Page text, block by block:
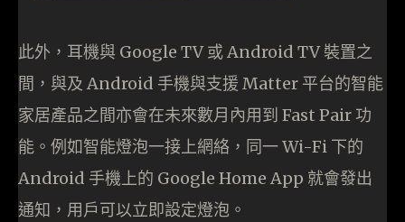
此外，耳機與 Google TV 或 Android TV 裝置之
間，與及 Android 手機與支援 Matter 平台的智能
家居產品之間亦會在未來數月內用到 Fast Pair 功
能。例如智能燈泡一接上網絡，同一 Wi-Fi 下的
Android 手機上的 Google Home App 就會發出
通知，用戶可以立即設定燈泡。